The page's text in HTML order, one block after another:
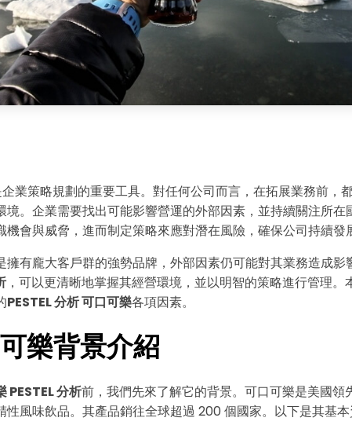
業策略規劃的重要工具。對任何公司而言，在拓展業務前，
境。企業需要找出可能影響營運的外部因素，並持續關注所在
機會與威脅，進而制定策略來應對潛在風險，確保公司持續發
擁有龐大客戶群的強勢品牌，外部因素仍可能對其業務造成影
，可以更清晰地掌握其經營環境，並以明智的策略進行管理。
PESTEL 分析 可口可樂各項因素。
樂背景介紹
PESTEL 分析前，我們先來了解它的背景。可口可樂是美國領
性風味飲品。其產品銷往全球超過 200 個國家。以下是其基